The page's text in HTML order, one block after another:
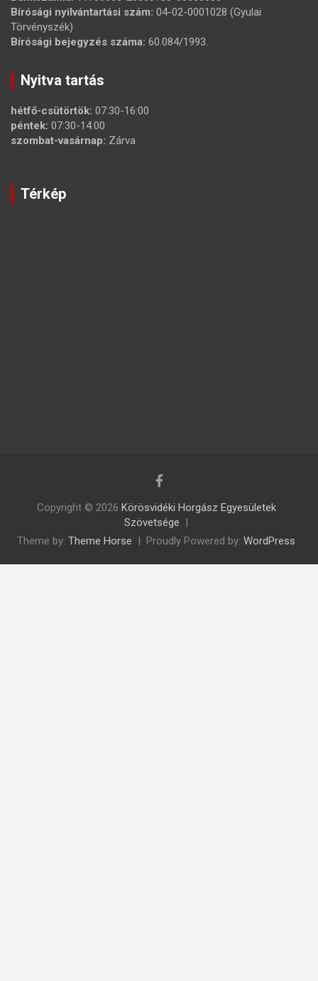
Bírósági nyilvántartási szám: 04-02-0001028 (Gyulai
Törvényszék)
Bírósági bejegyzés száma: 60.084/1993.
Nyitva tartás
hétfő-csütörtök: 07:30-16:00
péntek: 07:30-14:00
szombat-vasárnap: Zárva
Térkép
Copyright © 2026 Körösvidéki Horgász Egyesületek
Szövetsége
Theme by: Theme Horse Proudly Powered by: WordPress